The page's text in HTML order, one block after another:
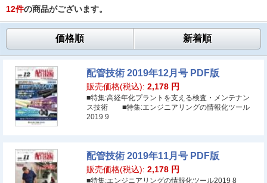
12件の商品がございます。
価格順 新着順
配管技術 2019年12月号 PDF版
販売価格(税込): 2,178 円
■特集:高経年化プラントを支える検査・メンテナン
ス技術 ■特集:エンジニアリングの情報化ツール
2019 9
配管技術 2019年11月号 PDF版
販売価格(税込): 2,178 円
■特集:エンジニアリングの情報化ツール2019 8